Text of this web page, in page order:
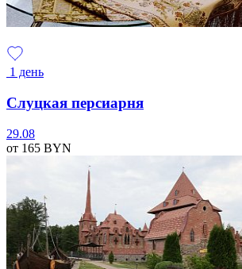
1 день
Слуцкая персиарня
29.08
от 165 BYN